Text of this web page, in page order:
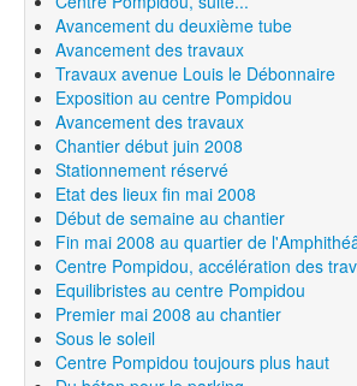
Avancement du deuxième tube
Avancement des travaux
Travaux avenue Louis le Débonnaire
Exposition au centre Pompidou
Avancement des travaux
Chantier début juin 2008
Stationnement réservé
Etat des lieux fin mai 2008
Début de semaine au chantier
Fin mai 2008 au quartier de
Centre Pompidou, accélération des
Equilibristes au centre Pompidou
Premier mai 2008 au chantier
Sous le soleil
Centre Pompidou toujours plus haut